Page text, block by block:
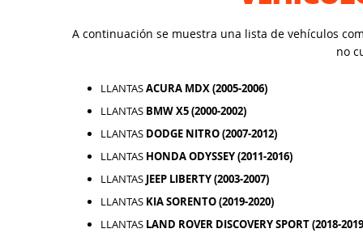
A continuación se muestra una lista de vehículos
no
LLANTASACURA MDX (2005-2006)
LLANTAS BMW X5 (2000-2002)
LLANTAS DODGE NITRO (2007-2012)
LLANTAS HONDA ODYSSEY (2011-2016)
LLANTAS JEEP LIBERTY (2003-2007)
LLANTAS KIA SORENTO (2019-2020)
LLANTAS LAND ROVER DISCOVERY SPORT (2018-